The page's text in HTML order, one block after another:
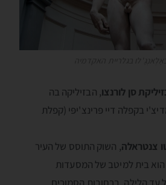
סן לורנצו, הבזיליקה בה
בקפלה דיי פּרינצ'יפּי (קפלת
צנטראלה, השוק התוסס של העיר
בית למיטב של המסעדות